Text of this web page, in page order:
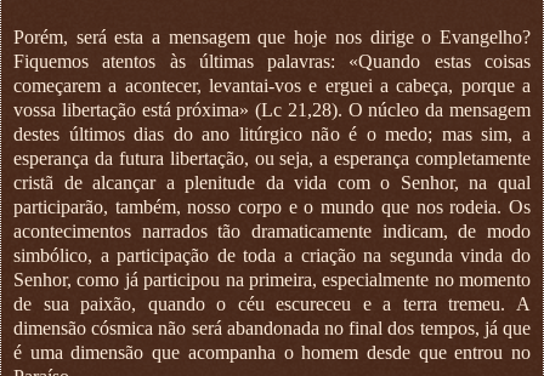
Porém, será esta a mensagem que hoje nos dirige o Evangelho?
Fiquemos atentos às últimas palavras: «Quando estas coisas
começarem a acontecer, levantai-vos e erguei a cabeça, porque a
vossa libertação está próxima» (Lc 21,28). O núcleo da mensagem
destes últimos dias do ano litúrgico não é o medo; mas sim, a
esperança da futura libertação, ou seja, a esperança completamente
cristã de alcançar a plenitude da vida com o Senhor, na qual
participarão, também, nosso corpo e o mundo que nos rodeia. Os
acontecimentos narrados tão dramaticamente indicam, de modo
simbólico, a participação de toda a criação na segunda vinda do
Senhor, como já participou na primeira, especialmente no momento
de sua paixão, quando o céu escureceu e a terra tremeu. A
dimensão cósmica não será abandonada no final dos tempos, já que
é uma dimensão que acompanha o homem desde que entrou no